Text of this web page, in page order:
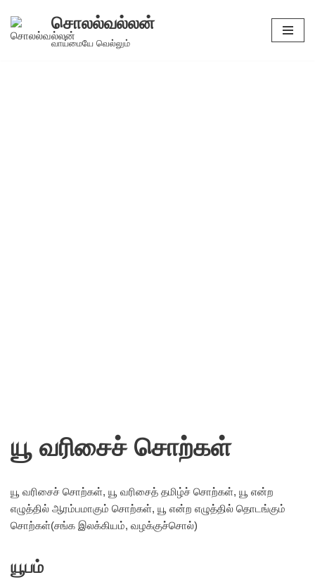
Skip
சொலல்வல்லன்
வாய்மையே வெல்லும்
யூ வரிசைச் சொற்கள்
யூ வரிசைச் சொற்கள், யூ வரிசைத் தமிழ்ச் சொற்கள், யூ என்ற
எழுத்தில் ஆரம்பமாகும் சொற்கள், யூ என்ற எழுத்தில் தொடங்கும்
சொற்கள்(சங்க இலக்கியம், வழக்குச்சொல்)
யூபம்